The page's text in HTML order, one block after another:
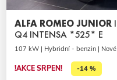
ALFA ROMEO JUNIOR
Q4 INTENSA *525* E
107 kW | Hybridní - benzin | Nové
!AKCE SRPEN! -14 %